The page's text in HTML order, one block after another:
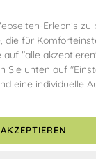
Erlebnis zu
für
"alle
Sie unten auf
eine individuelle